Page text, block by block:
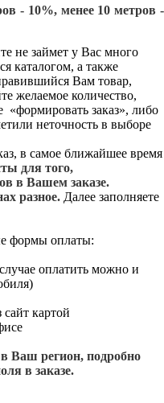
- 10%, менее 10 метров -
не займет у Вас много
каталогом, а также
Вам товар,
желаемое количество,
заказ», либо
неточность в выборе
в самое ближайшее время
для того,
в Вашем заказе.
разное. Далее заполняете
формы оплаты:
оплатить можно и
сайт картой
Ваш регион, подробно
в заказе.